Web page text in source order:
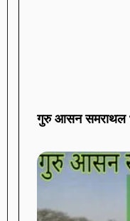
गुरु आसन समराथल